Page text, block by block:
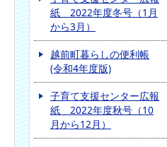
紙 2022年度冬号（1月
から3月）
越前町暮らしの便利帳
(令和4年度版)
子育て支援センター広報
紙 2022年度秋号（10
月から12月）